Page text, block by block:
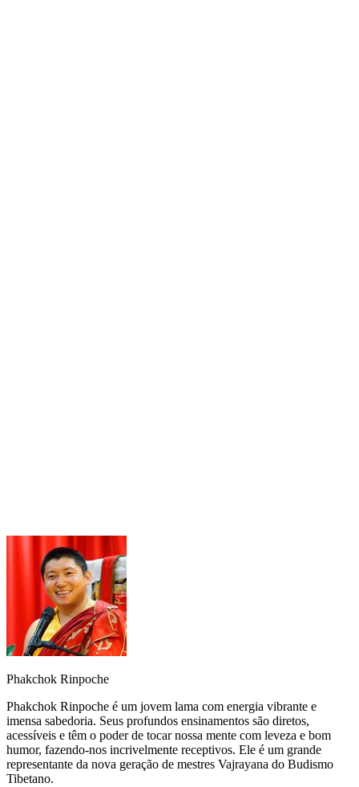
Phakchok Rinpoche
Phakchok Rinpoche é um jovem lama com energia vibrante e
imensa sabedoria. Seus profundos ensinamentos são diretos,
acessíveis e têm o poder de tocar nossa mente com leveza e bom
humor, fazendo-nos incrivelmente receptivos. Ele é um grande
representante da nova geração de mestres Vajrayana do Budismo
Tibetano.